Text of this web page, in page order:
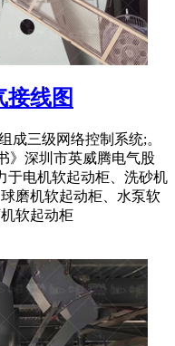
接线图
成三级网络控制系统;。
》深圳市英威腾电气股
于电机软起动柜、洗砂机
磨机软起动柜、水泵软
软起动柜